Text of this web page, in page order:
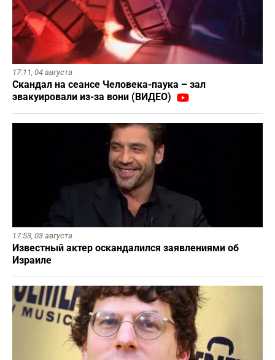
17:11, 04 августа
Скандал на сеансе Человека-паука – зал
эвакуировали из-за вони (ВИДЕО)
17:53, 03 августа
Известный актер оскандалился заявлениями об
Израиле